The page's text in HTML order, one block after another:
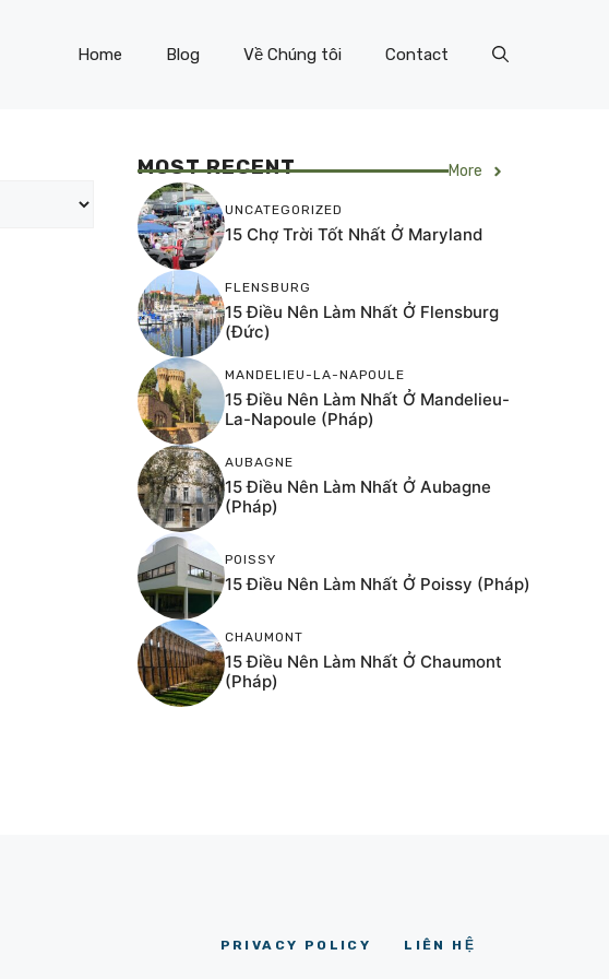
Home Blog Về Chúng tôi Contact
MOST RECENT More
UNCATEGORIZED
15 Chợ Trời Tốt Nhất Ở Maryland
FLENSBURG
15 Điều Nên Làm Nhất Ở Flensburg
(Đức)
MANDELIEU-LA-NAPOULE
15 Điều Nên Làm Nhất Ở Mandelieu-
La-Napoule (Pháp)
AUBAGNE
15 Điều Nên Làm Nhất Ở Aubagne
(Pháp)
POISSY
15 Điều Nên Làm Nhất Ở Poissy (Pháp)
CHAUMONT
15 Điều Nên Làm Nhất Ở Chaumont
(Pháp)
PRIVACY POLICY LIÊN HỆ